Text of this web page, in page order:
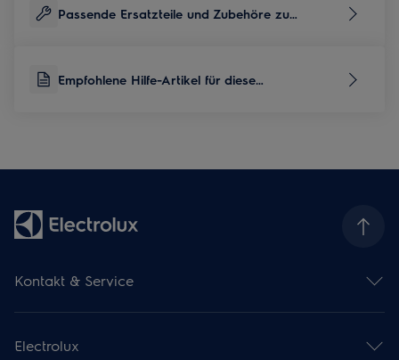
Passende Ersatzteile und Zubehöre zu
Empfohlene Hilfe-Artikel für diese
Kontakt & Service
Serviceübersicht
Reparaturservice
Electrolux